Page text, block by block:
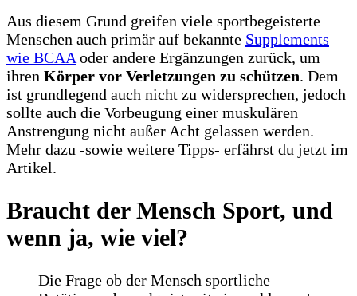
Aus diesem Grund greifen viele sportbegeisterte
Menschen auch primär auf bekannte Supplements
wie BCAA oder andere Ergänzungen zurück, um
ihren Körper vor Verletzungen zu schützen. Dem
ist grundlegend auch nicht zu widersprechen, jedoch
sollte auch die Vorbeugung einer muskulären
Anstrengung nicht außer Acht gelassen werden.
Mehr dazu -sowie weitere Tipps- erfährst du jetzt im
Artikel.
Braucht der Mensch Sport, und
wenn ja, wie viel?
Die Frage ob der Mensch sportliche